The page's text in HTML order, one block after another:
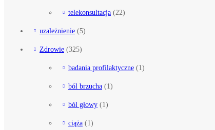
telekonsultacja (22)
uzależnienie (5)
Zdrowie (325)
badania profilaktyczne (1)
ból brzucha (1)
ból głowy (1)
ciąża (1)